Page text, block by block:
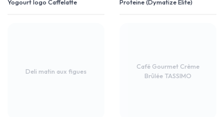
Yogourt Iogo Caffelatte
Proteine (Dymatize Elite)
Deli matin aux figues
Café Gourmet Crème
Brûlée TASSIMO